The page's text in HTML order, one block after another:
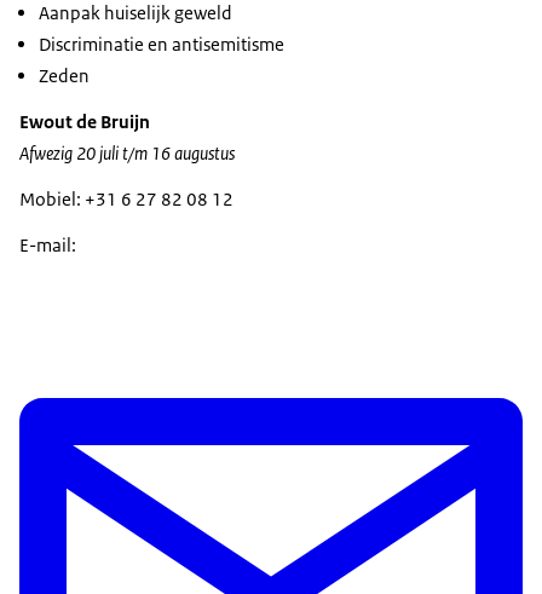
Aanpak huiselijk geweld
Discriminatie en antisemitisme
Zeden
Ewout de Bruijn
Afwezig 20 juli t/m 16 augustus
Mobiel: +31 6 27 82 08 12
E-mail: